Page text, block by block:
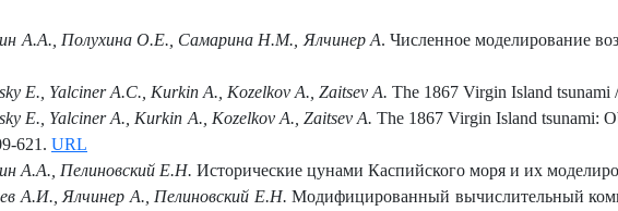
А.А., Полухина О.Е., Самарина Н.М., Ялчинер А. Численное моделирование
E., Yalciner A.C., Kurkin A., Kozelkov A., Zaitsev A. The 1867 Virgin Island tsunami
E., Yalciner A., Kurkin A., Kozelkov A., Zaitsev A. The 1867 Virgin Island tsunami:
621. URL
А.А., Пелиновский Е.Н. Исторические цунами Каспийского моря и их
А.И., Ялчинер А., Пелиновский Е.Н. Модифицированный вычислительный